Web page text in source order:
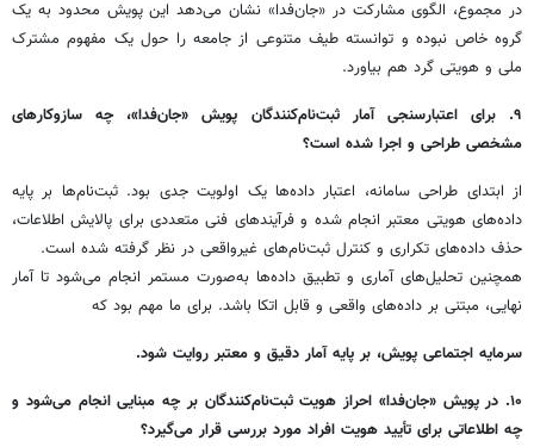
در مجموع، الگوی مشارکت در «جان‌فدا» نشان می‌دهد این پویش محدود به یک
گروه خاص نبوده و توانسته طیف متنوعی از جامعه را حول یک مفهوم مشترک
ملی و هویتی گرد هم بیاورد.
۹. برای اعتبارسنجی آمار ثبت‌نام‌کنندگان پویش «جان‌فدا»، چه سازوکارهای
مشخصی طراحی و اجرا شده است؟
از ابتدای طراحی سامانه، اعتبار داده‌ها یک اولویت جدی بود. ثبت‌نام‌ها بر پایه
داده‌های هویتی معتبر انجام شده و فرآیندهای فنی متعددی برای پالایش اطلاعات،
حذف داده‌های تکراری و کنترل ثبت‌نام‌های غیرواقعی در نظر گرفته شده است.
همچنین تحلیل‌های آماری و تطبیق داده‌ها به‌صورت مستمر انجام می‌شود تا آمار
نهایی، مبتنی بر داده‌های واقعی و قابل اتکا باشد. برای ما مهم بود که
سرمایه اجتماعی پویش، بر پایه آمار دقیق و معتبر روایت شود.
۱۰. در پویش «جان‌فدا» احراز هویت ثبت‌نام‌کنندگان بر چه مبنایی انجام می‌شود و
چه اطلاعاتی برای تأیید هویت افراد مورد بررسی قرار می‌گیرد؟